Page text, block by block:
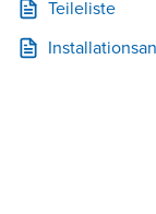
Teileliste